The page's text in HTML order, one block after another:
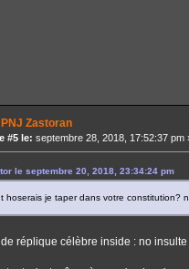
Zastoran
#5 le: septembre 28, 2018, 17:52:37 pm
le septembre 20, 2018, 23:34:24 pm
hoserais je taper dans votre constitution?
réplique célèbre inside : no